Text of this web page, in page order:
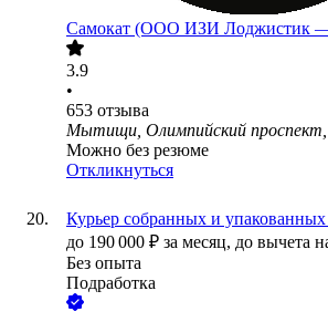
Самокат (ООО ИЗИ Лоджистик —
3.9
•
653 отзыва
Мытищи, Олимпийский
Можно без резюме
Откликнуться
Курьер собранных и
до 190 000 ₽ за месяц, до вычета
Без опыта
Подработка